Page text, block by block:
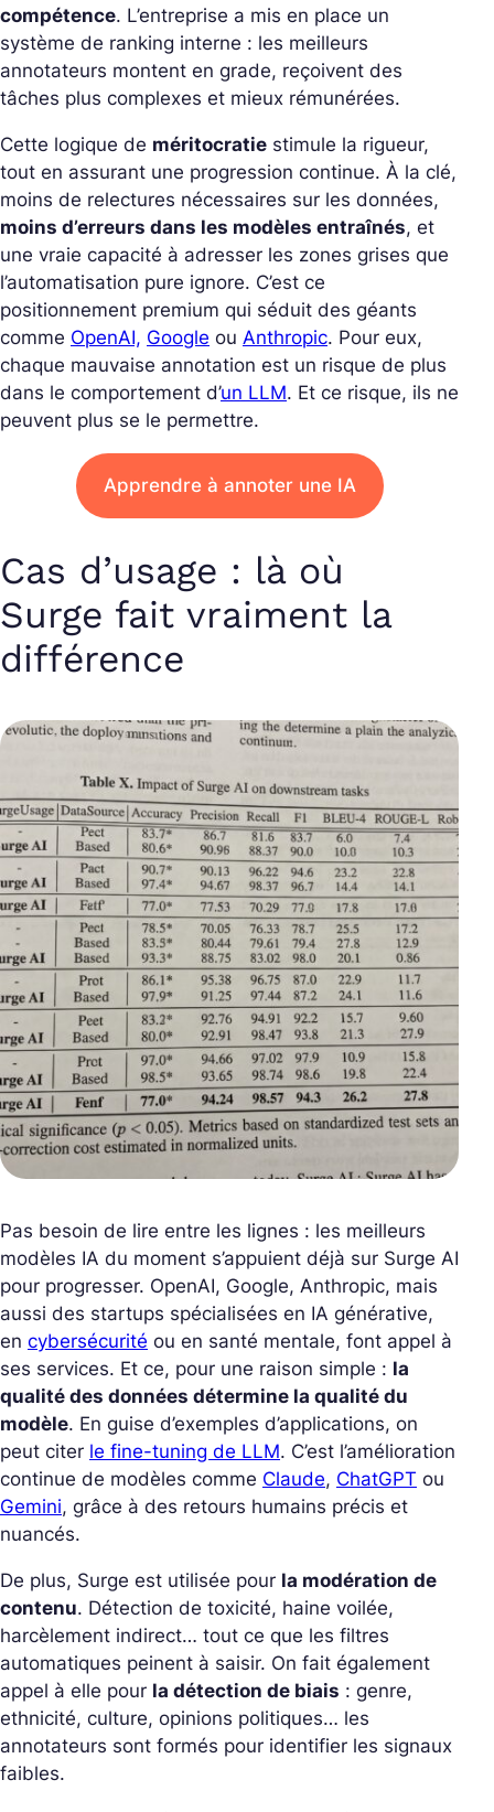
compétence. L’entreprise a mis en place un
système de ranking interne : les meilleurs
annotateurs montent en grade, reçoivent des
tâches plus complexes et mieux rémunérées.
Cette logique de méritocratie stimule la rigueur,
tout en assurant une progression continue. À la clé,
moins de relectures nécessaires sur les données,
moins d’erreurs dans les modèles entraînés, et
une vraie capacité à adresser les zones grises que
l’automatisation pure ignore. C’est ce
positionnement premium qui séduit des géants
comme OpenAI, Google ou Anthropic. Pour eux,
chaque mauvaise annotation est un risque de plus
dans le comportement d’un LLM. Et ce risque, ils ne
peuvent plus se le permettre.
Apprendre à annoter une IA
Cas d’usage : là où
Surge fait vraiment la
différence
Pas besoin de lire entre les lignes : les meilleurs
modèles IA du moment s’appuient déjà sur Surge AI
pour progresser. OpenAI, Google, Anthropic, mais
aussi des startups spécialisées en IA générative,
en cybersécurité ou en santé mentale, font appel à
ses services. Et ce, pour une raison simple : la
qualité des données détermine la qualité du
modèle. En guise d’exemples d’applications, on
peut citer le fine-tuning de LLM. C’est l’amélioration
continue de modèles comme Claude, ChatGPT ou
Gemini, grâce à des retours humains précis et
nuancés.
De plus, Surge est utilisée pour la modération de
contenu. Détection de toxicité, haine voilée,
harcèlement indirect… tout ce que les filtres
automatiques peinent à saisir. On fait également
appel à elle pour la détection de biais : genre,
ethnicité, culture, opinions politiques… les
annotateurs sont formés pour identifier les signaux
faibles.